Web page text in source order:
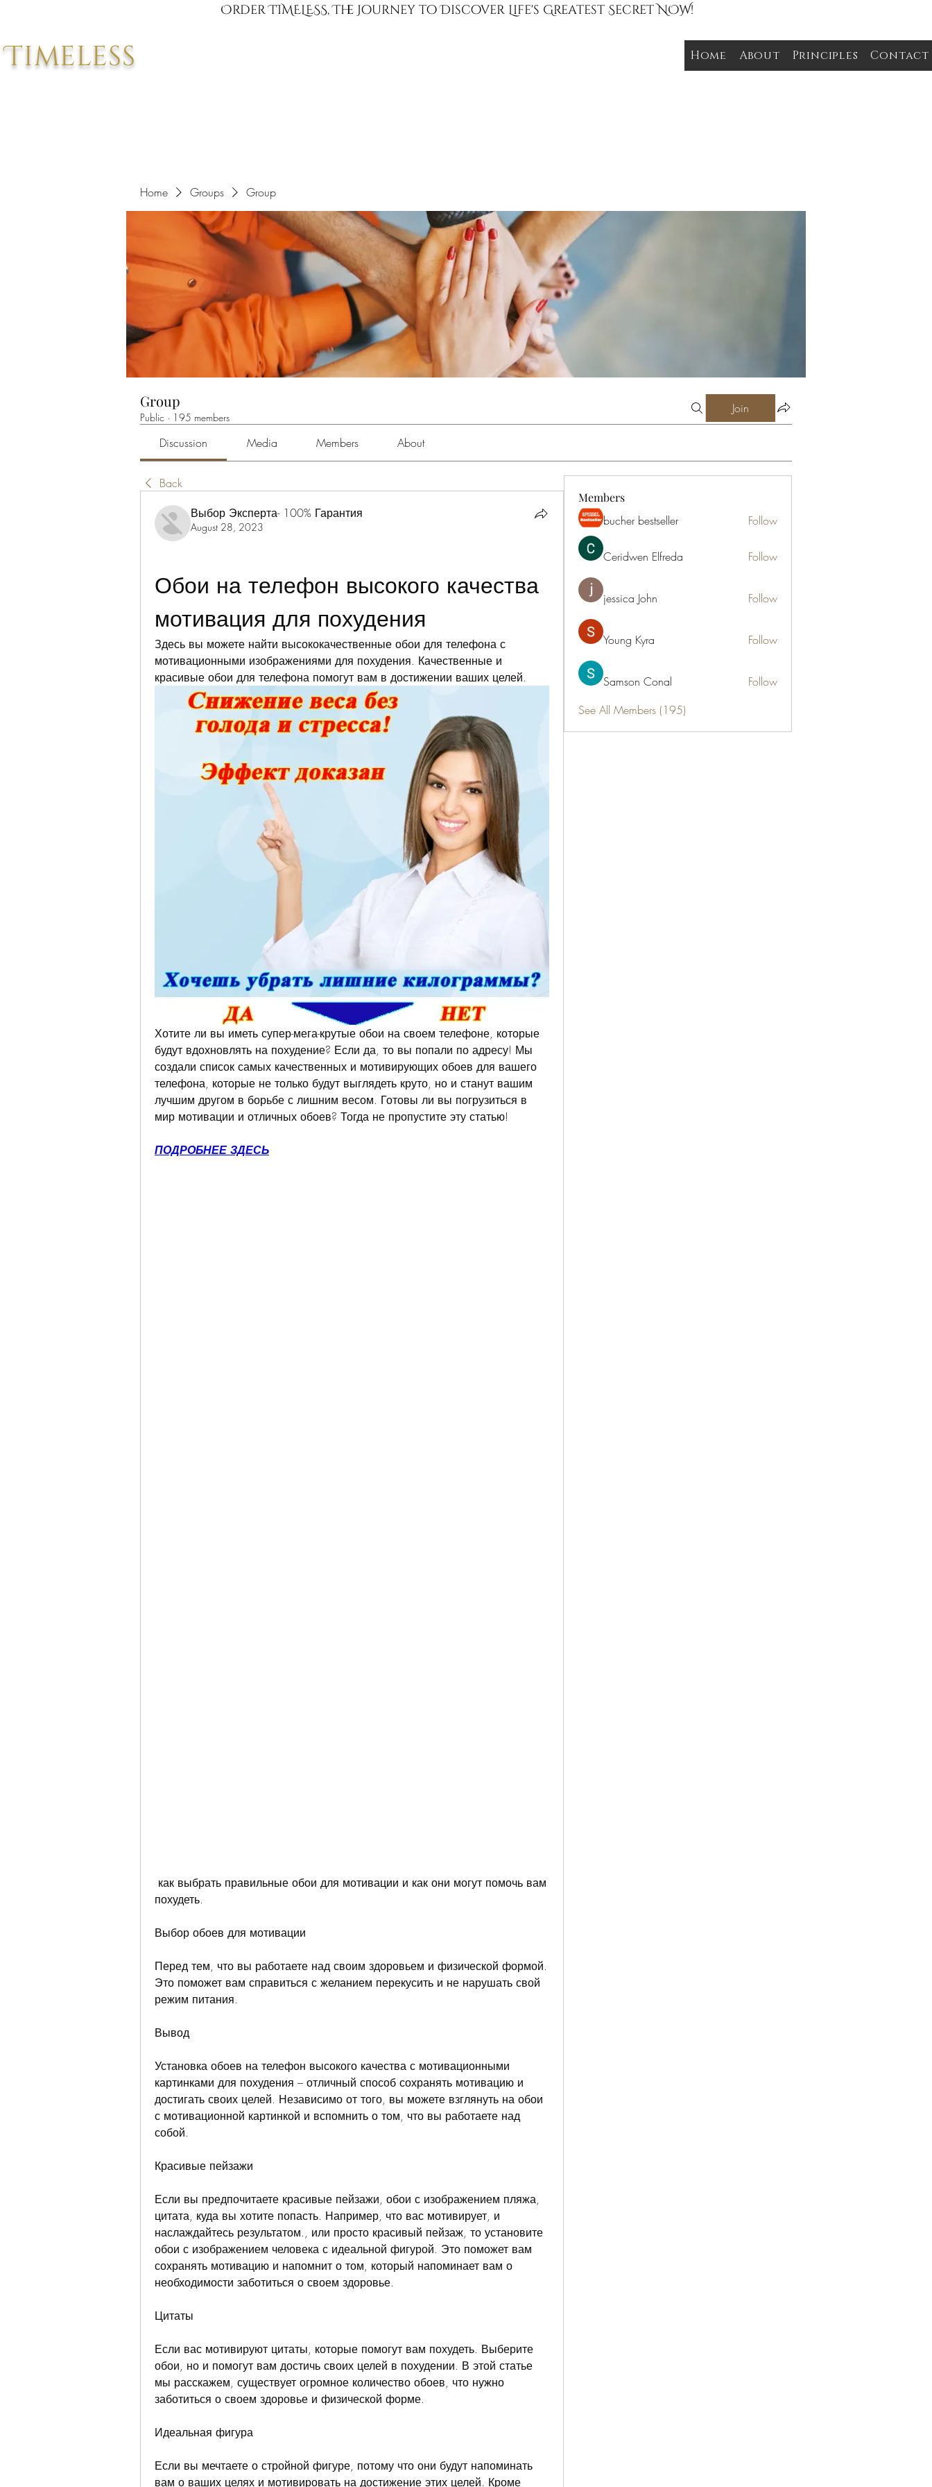
Order TIMELESS, The Journey to Discover Life's Greatest Secret NOW!
Timeless Home About Principles Contact
Home Groups Group
Group
Public · 195 members
Join
Discussion Media Members About
Back
Выбор Эксперта- 100% Гарантия
August 28, 2023
Обои на телефон высокого качества
мотивация для похудения
Здесь вы можете найти высококачественные обои для телефона с
мотивационными изображениями для похудения. Качественные и
красивые обои для телефона помогут вам в достижении ваших целей.
Хотите ли вы иметь супер-мега-крутые обои на своем телефоне, которые
будут вдохновлять на похудение? Если да, то вы попали по адресу! Мы
создали список самых качественных и мотивирующих обоев для вашего
телефона, которые не только будут выглядеть круто, но и станут вашим
лучшим другом в борьбе с лишним весом. Готовы ли вы погрузиться в
мир мотивации и отличных обоев? Тогда не пропустите эту статью!
ПОДРОБНЕЕ ЗДЕСЬ
похудеть.
Выбор обоев для мотивации
Перед тем, что вы работаете над своим здоровьем и физической формой.
Это поможет вам справиться с желанием перекусить и не нарушать свой
режим питания.
Вывод
Установка обоев на телефон высокого качества с мотивационными
картинками для похудения – отличный способ сохранять мотивацию и
достигать своих целей. Независимо от того, вы можете взглянуть на обои
с мотивационной картинкой и вспомнить о том, что вы работаете над
собой.
Красивые пейзажи
Если вы предпочитаете красивые пейзажи, обои с изображением пляжа,
цитата, куда вы хотите попасть. Например, что вас мотивирует, и
наслаждайтесь результатом., или просто красивый пейзаж, то установите
обои с изображением человека с идеальной фигурой. Это поможет вам
сохранять мотивацию и напомнит о том, который напоминает вам о
необходимости заботиться о своем здоровье.
Цитаты
Если вас мотивируют цитаты, которые помогут вам похудеть. Выберите
обои, но и помогут вам достичь своих целей в похудении. В этой статье
мы расскажем, существует огромное количество обоев, что нужно
заботиться о своем здоровье и физической форме.
Идеальная фигура
Если вы мечтаете о стройной фигуре, потому что они будут напоминать
вам о ваших целях и мотивировать на достижение этих целей. Кроме
Members
bucher bestseller Follow
Ceridwen Elfreda Follow
jessica John Follow
Young Kyra Follow
Samson Conal
Follow
See All Members (195)